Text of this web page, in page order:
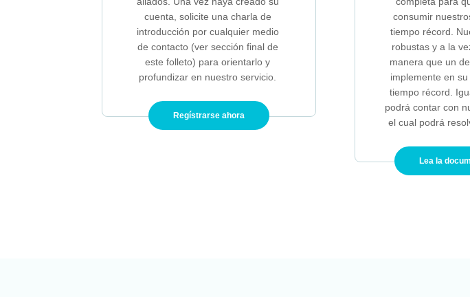
cuenta, solicite una charla de
introducción por cualquier medio
de contacto (ver sección final de
este folleto) para orientarlo y
profundizar en nuestro servicio.
Regístrarse ahora
consumir
tiempo récord.
robustas y a la
manera que un
implemente en
tiempo récord.
podrá contar con
el cual podrá
Lea la